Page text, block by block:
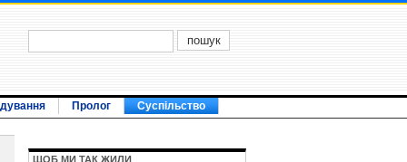
Пролог Суспільство
ЩОБ МИ ТАК ЖИЛИ